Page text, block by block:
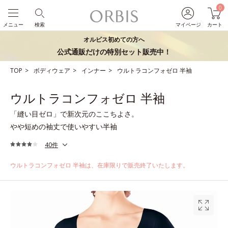
マイページ
0
カート
検索
メニュー
オルビス初めての方へ
公式通販だけの特別セット販売中！
TOP ボディウェア インナー ウルトラコンフォゼロ 半袖
ウルトラコンフォゼロ 半袖
「縫い目ゼロ」で新次元のここちよさ。
やや短めの袖丈で使いやすい半袖
40件
ウルトラコンフォゼロ 半袖は、在庫限りで販売終了いたします。